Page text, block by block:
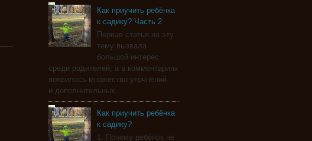
Как приучить ребёнка
к садику? Часть 2
Первая статья на эту
тему вызвала
большой интерес
среди родителей, а в комментариях
появилось множество уточнений
и дополнительных...
Как приучить ребёнка
к садику?
1. Почему ребёнок не